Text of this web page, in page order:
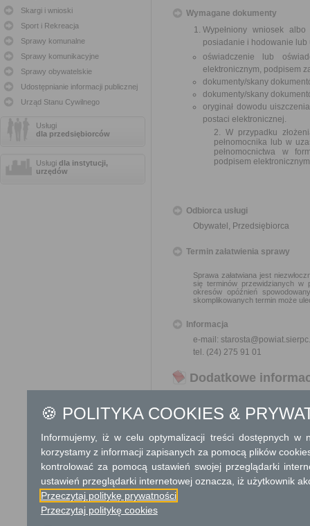
Skargi i wnioski
Sport i Rekreacja
Sprawy komunalne
Sprawy komunikacyjne
Sprawy obywatelskie
Udostępnianie informacji publicznej
Urząd Stanu Cywilnego
Usługi
dla przedsiębiorców
Usługi dla instytucji,
urzędów
Wymagane dokumenty
Wypełniony wniosek
posiadanie i hodowanie lub
oświadczenie lub
elektronicznym, podpisem
dokumenty/skany
dokumenty/skany
oryginał dowodu
postaci elektronicznej.
2. W przypadku
pełnomocnika lub w
pełnomocnictwa w
podpisem
Odbiorca usługi
Obywatel, Przedsiębiorca
Termin załatwienia sprawy
Sprawa załatwiana jest
się terminów przewidzianych w
okresów opóźnień
skomplikowanych termin może
Informacja
e-mail:
tel. (24) 275 91 01
Dodatkowe
opłata skarbowa za
opłata skarbowa za
Informacje o płatnościach
🍪 POLITYKA COOKIES &
Informujemy, iż w celu optymalizacji treści dostępnych w
korzystamy z informacji zapisanych za pomocą plików
kontrolować za pomocą ustawień swojej przeglądarki
ustawień przeglądarki internetowej oznacza, iż użytkownik
Przeczytaj politykę prywatności
Przeczytaj politykę cookies